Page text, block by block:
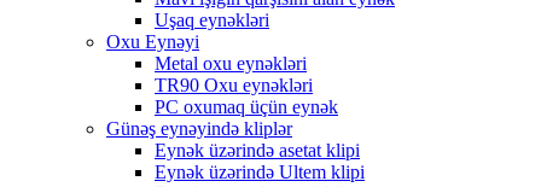
Uşaq eynəkləri
Oxu Eynəyi
Metal oxu eynəkləri
TR90 Oxu eynəkləri
PC oxumaq üçün eynək
Günəş eynəyində kliplər
Eynək üzərində asetat klipi
Eynək üzərində Ultem klipi